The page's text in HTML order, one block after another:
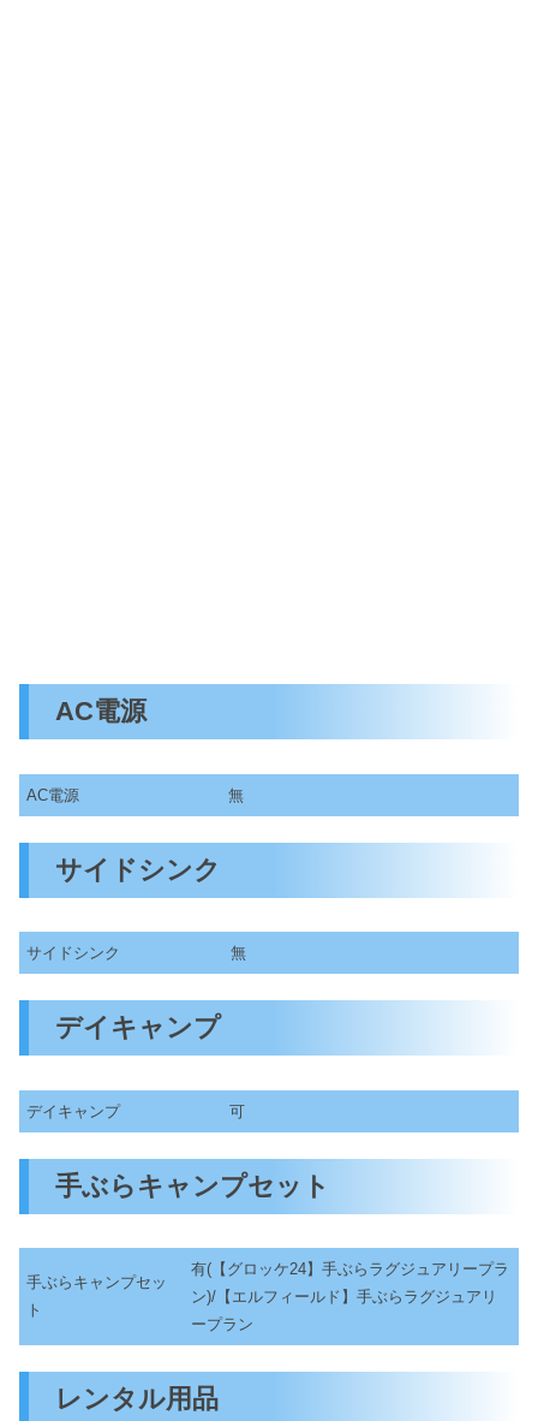
AC電源
AC電源 無
サイドシンク
サイドシンク 無
デイキャンプ
デイキャンプ 可
手ぶらキャンプセット
手ぶらキャンプセッ
ト
有(【グロッケ24】手ぶらラグジュアリープラ
ン)/【エルフィールド】手ぶらラグジュアリ
ープラン
レンタル用品